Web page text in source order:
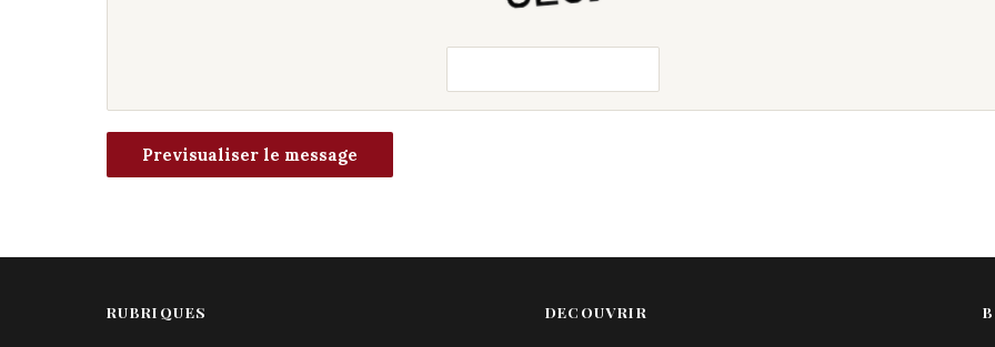
RUBRIQUES DECOUVRIR